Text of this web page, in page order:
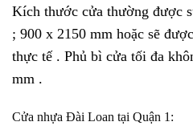
Kích thước cửa thường được
; 900 x 2150 mm hoặc sẽ
thực tế . Phủ bì cửa tối đa
mm .
Cửa nhựa Đài Loan tại Quận 1: